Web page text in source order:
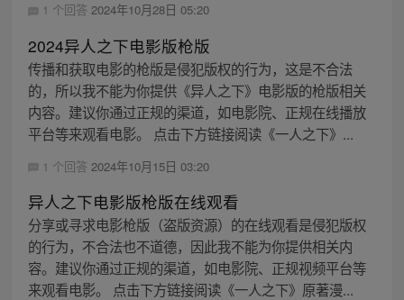
1 个回答 2024年10月28日 05:20
2024异人之下电影版枪版
传播和获取电影的枪版是侵犯版权的行为，这是不合法
的，所以我不能为你提供《异人之下》电影版的枪版相关
内容。建议你通过正规的渠道，如电影院、正规在线播放
平台等来观看电影。 点击下方链接阅读《一人之下》...
1 个回答 2024年10月15日 03:20
异人之下电影版枪版在线观看
分享或寻求电影枪版（盗版资源）的在线观看是侵犯版权
的行为，不合法也不道德，因此我不能为你提供相关内
容。建议你通过正规的渠道，如电影院、正规视频平台等
来观看电影。 点击下方链接阅读《一人之下》原著漫...